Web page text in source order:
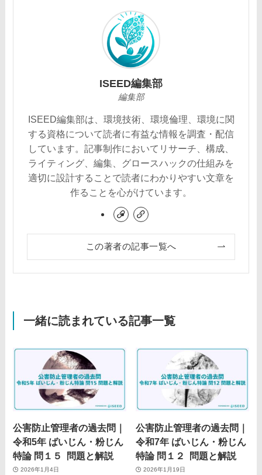
ISEED編集部
編集部
ISEED編集部は、環境技術、環境倫理、環境に関
する資格について読者に有益な情報を調査・配信
しています。記事制作においてリサーチ、構成、
ライティング、編集、グロースハックの仕組みを
適切に設計することで読者にわかりやすい文章を
作ることを心がけています。
この著者の記事一覧へ
一緒に読まれている記事一覧
公害防止管理者の過去問｜
令和5年 ばいじん・粉じん
特論 問１５ 問題と解説
2026年1月4日
公害防止管理者の過去問｜
令和7年 ばいじん・粉じん
特論 問１２ 問題と解説
2026年1月19日